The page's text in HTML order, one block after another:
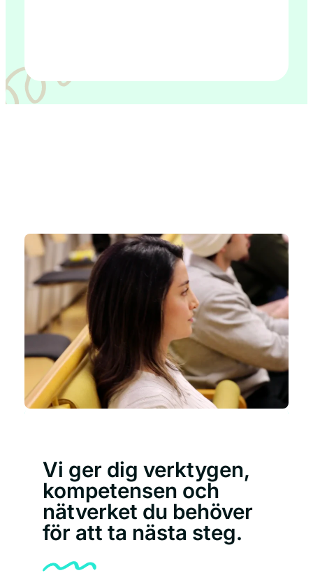
Vi ger dig verktygen,
kompetensen och
nätverket du behöver
för att ta nästa steg.